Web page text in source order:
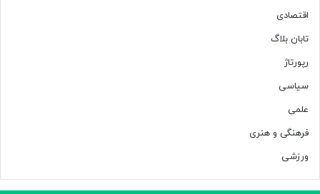
اقتصادی
تابان بلاگ
رپورتاژ
سیاسی
علمی
فرهنگی و هنری
ورزشی